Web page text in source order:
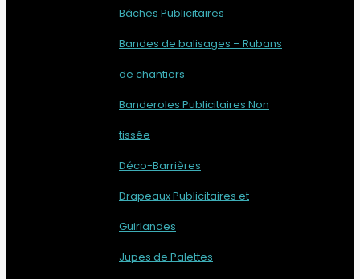
Bâches Publicitaires
Bandes de balisages – Rubans
de chantiers
Banderoles Publicitaires Non
tissée
Déco-Barrières
Drapeaux Publicitaires et
Guirlandes
Jupes de Palettes